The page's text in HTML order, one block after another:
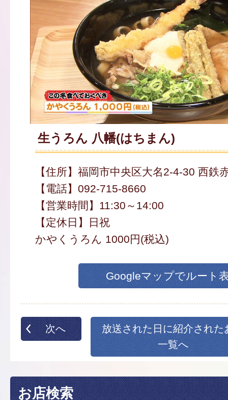
生うろん 八幡(はちまん)
【住所】福岡市中央区大名2-4-30 西鉄
【電話】092-715-8660
【営業時間】11:30～14:00
【定休日】日祝
かやくうろん 1000円(税込)
Googleマップでルート
次へ
放送された日に紹介された
一覧へ
お店検索